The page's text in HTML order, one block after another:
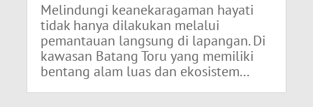
Melindungi keanekaragaman hayati
tidak hanya dilakukan melalui
pemantauan langsung di lapangan. Di
kawasan Batang Toru yang memiliki
bentang alam luas dan ekosistem...